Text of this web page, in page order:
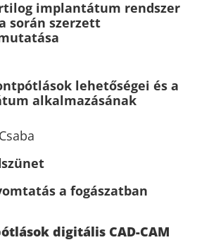
implantátum rendszer
során szerzett
lehetőségei és a
alkalmazásának
a fogászatban
digitális CAD-CAM